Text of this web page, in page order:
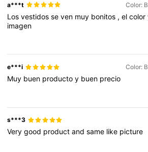
a***t Color:
Losvestidosseven muy bonitos ,elcolor
imagen
e***i Color:
Muy buen productoy buen precio
s***3
Verygood productandsame like picture